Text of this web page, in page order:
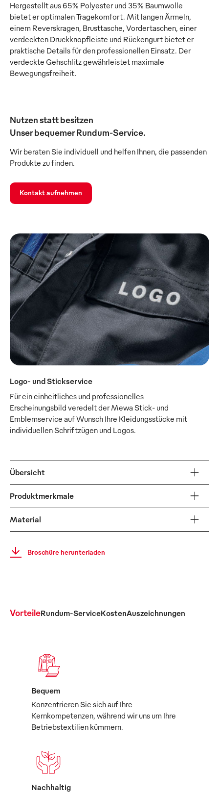
Hergestellt aus 65% Polyester und 35% Baumwolle
bietet er optimalen Tragekomfort. Mit langen Ärmeln,
einem Reverskragen, Brusttasche, Vordertaschen, einer
verdeckten Druckknopfleiste und Rückengurt bietet er
praktische Details für den professionellen Einsatz. Der
verdeckte Gehschlitz gewährleistet maximale
Bewegungsfreiheit.
Nutzen statt besitzen
Unser bequemer Rundum-Service.
Wir beraten Sie individuell und helfen Ihnen, die passenden
Produkte zu finden.
Kontakt aufnehmen
Logo- und Stickservice
Für ein einheitliches und professionelles
Erscheinungsbild veredelt der Mewa Stick- und
Emblemservice auf Wunsch Ihre Kleidungsstücke mit
individuellen Schriftzügen und Logos.
Übersicht
Produktmerkmale
Material
Broschüre herunterladen
VorteileRundum-ServiceKostenAuszeichnungen
Bequem
Konzentrieren Sie sich auf Ihre
Kernkompetenzen, während wir uns um Ihre
Betriebstextilien kümmern.
Nachhaltig